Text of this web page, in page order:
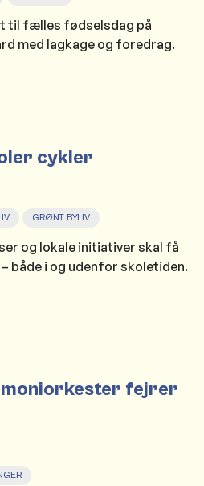
til fælles fødselsdag på
med lagkage og foredrag.
cykler
GRØNT BYLIV
og lokale initiativer skal få
både i og udenfor skoletiden.
fejrer